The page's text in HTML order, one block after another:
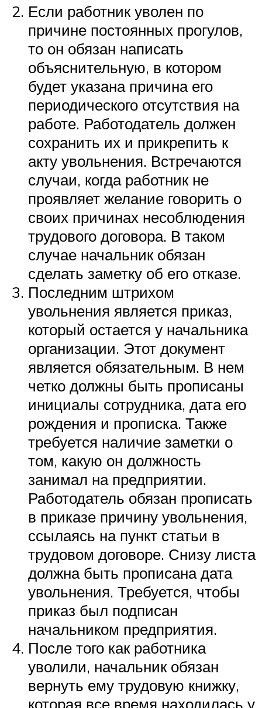
Если работник уволен по
причине постоянных прогулов,
то он обязан написать
объяснительную, в котором
будет указана причина его
периодического отсутствия на
работе. Работодатель должен
сохранить их и прикрепить к
акту увольнения. Встречаются
случаи, когда работник не
проявляет желание говорить о
своих причинах несоблюдения
трудового договора. В таком
случае начальник обязан
сделать заметку об его отказе.
Последним штрихом
увольнения является приказ,
который остается у начальника
организации. Этот документ
является обязательным. В нем
четко должны быть прописаны
инициалы сотрудника, дата его
рождения и прописка. Также
требуется наличие заметки о
том, какую он должность
занимал на предприятии.
Работодатель обязан прописать
в приказе причину увольнения,
ссылаясь на пункт статьи в
трудовом договоре. Снизу листа
должна быть прописана дата
увольнения. Требуется, чтобы
приказ был подписан
начальником предприятия.
После того как работника
уволили, начальник обязан
вернуть ему трудовую книжку,
которая все время находилась у